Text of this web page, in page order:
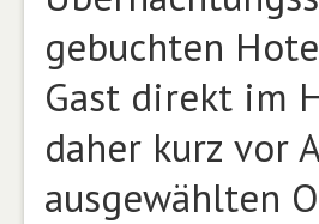
gebuchten
Gast direkt im
daher kurz vor
ausgewählten